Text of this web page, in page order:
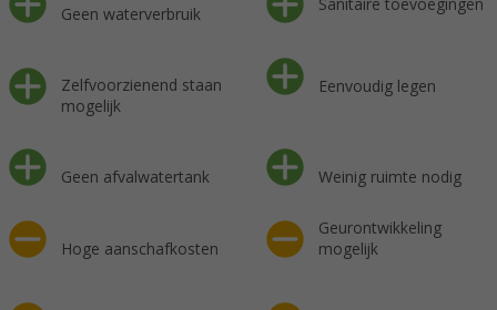
Geen waterverbruik
Sanitaire toevoegingen
Zelfvoorzienend staan
mogelijk
Eenvoudig legen
Geen afvalwatertank Weinig ruimte nodig
Hoge aanschafkosten
Geurontwikkeling
mogelijk